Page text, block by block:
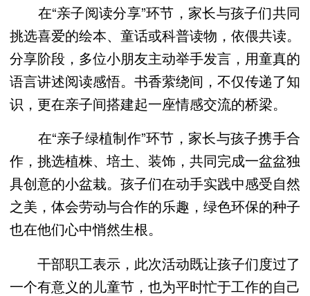
在“亲子阅读分享”环节，家长与孩子们共同
挑选喜爱的绘本、童话或科普读物，依偎共读。
分享阶段，多位小朋友主动举手发言，用童真的
语言讲述阅读感悟。书香萦绕间，不仅传递了知
识，更在亲子间搭建起一座情感交流的桥梁。
在“亲子绿植制作”环节，家长与孩子携手合
作，挑选植株、培土、装饰，共同完成一盆盆独
具创意的小盆栽。孩子们在动手实践中感受自然
之美，体会劳动与合作的乐趣，绿色环保的种子
也在他们心中悄然生根。
干部职工表示，此次活动既让孩子们度过了
一个有意义的儿童节，也为平时忙于工作的自己